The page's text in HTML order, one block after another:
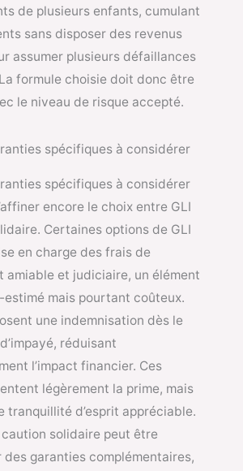
de plusieurs enfants, cumulant
sans disposer des revenus
assumer plusieurs défaillances
formule choisie doit donc être
le niveau de risque accepté.
spécifiques à considérer
spécifiques à considérer
encore le choix entre GLI
Certaines options de GLI
en charge des frais de
amiable et judiciaire, un élément
estimé mais pourtant coûteux.
une indemnisation dès le
réduisant
l’impact financier. Ces
légèrement la prime, mais
tranquillité d’esprit appréciable.
caution solidaire peut être
des garanties complémentaires,